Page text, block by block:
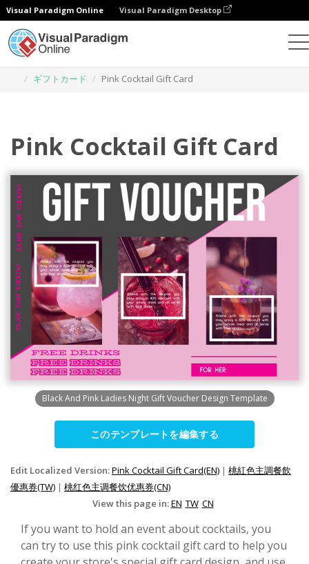
Visual Paradigm Online Visual Paradigm Desktop
ギフトカード
Pink Cocktail Gift Card
Pink Cocktail Gift Card
Black And Pink Ladies Night Gift Voucher Design Template
このテンプレートを編集する
Edit Localized Version:Pink Cocktail Gift Card(EN) | 桃紅色主調餐飲
優惠券(TW) | 桃红色主调餐饮优惠券(CN)
View this page in:EN TW CN
If you want to hold an event about cocktails, you
can try to use this pink cocktail gift card to help you